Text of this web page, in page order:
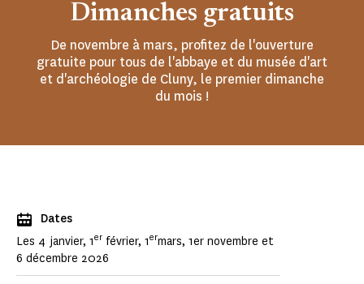
Dimanches gratuits
De novembre à mars, profitez de l'ouverture
gratuite pour tous de l'abbaye et du musée d'art
et d'archéologie de Cluny, le premier dimanche
du mois !
Dates
Les 4 janvier, 1er février, 1ermars, 1er novembre et
6 décembre 2026